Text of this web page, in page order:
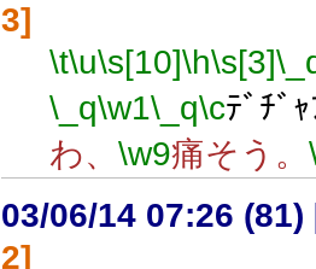
3]
\t\u\s[10]\h\s[3]
\_q\w1\_q\cﾃﾞﾁﾞ
わ、 \w9痛そう。
03/06/14 07:26 (81)
2]